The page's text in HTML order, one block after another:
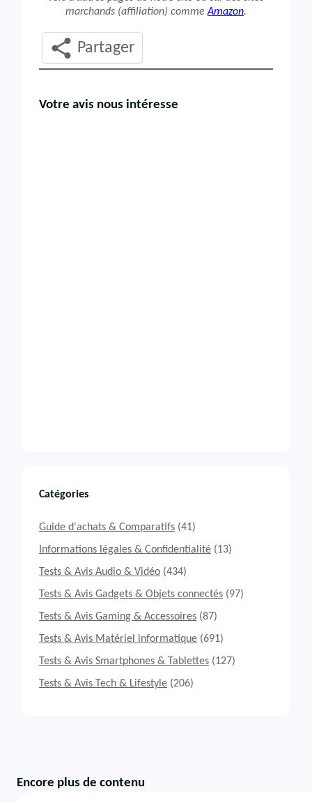
marchands (affiliation) commeAmazon.
Partager
Votre avis nous intéresse
Catégories
Guide d'achats & Comparatifs (41)
Informations légales & Confidentialité (13)
Tests & Avis Audio & Vidéo (434)
Tests & Avis Gadgets & Objets connectés (97)
Tests & Avis Gaming & Accessoires (87)
Tests & Avis Matériel informatique (691)
Tests & Avis Smartphones & Tablettes (127)
Tests & Avis Tech & Lifestyle (206)
Encore plus de contenu